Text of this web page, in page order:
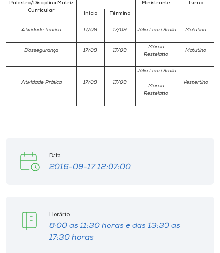
Palestra/Disciplina Matriz
Curricular
Ministrante
Turno
Início
Término
Atividade teórica 17/09 17/09 Júlia Lenzi Brollo Matutino
Biossegurança 17/09 17/09
Márcia
Restelatto
Matutino
Atividade Prática 17/09 17/09
Júlia Lenzi Brollo
Marcia
Restelatto
Vespertino
Data
2016-09-17 12:07:00
Horário
8:00 as 11:30 horas e das 13:30 as
17:30 horas